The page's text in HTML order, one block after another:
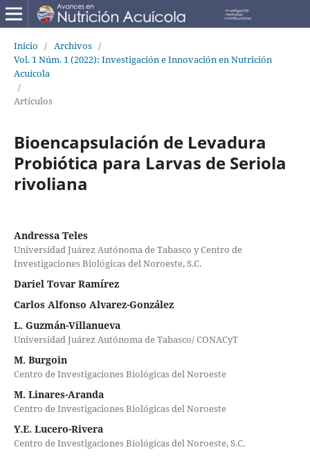
Inicio / Archivos /
Vol. 1 Núm. 1 (2022): Investigación e Innovación en Nutrición
Acuícola
/
Artículos
Bioencapsulación de Levadura
Probiótica para Larvas de Seriola
rivoliana
Andressa Teles
Universidad Juárez Autónoma de Tabasco y Centro de
Investigaciones Biológicas del Noroeste, S.C.
Dariel Tovar Ramírez
Carlos Alfonso Alvarez-González
L. Guzmán-Villanueva
Universidad Juárez Autónoma de Tabasco/ CONACyT
M. Burgoin
Centro de Investigaciones Biológicas del Noroeste
M. Linares-Aranda
Centro de Investigaciones Biológicas del Noroeste
Y.E. Lucero-Rivera
Centro de Investigaciones Biológicas del Noroeste, S.C.